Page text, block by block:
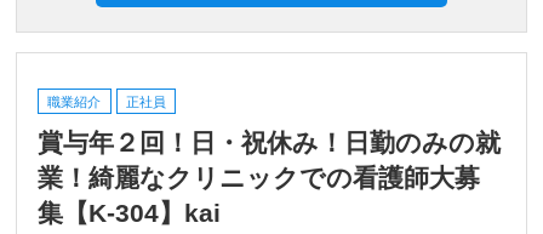
職業紹介 正社員
賞与年２回！日・祝休み！日勤のみの就
業！綺麗なクリニックでの看護師大募
集【K-304】kai